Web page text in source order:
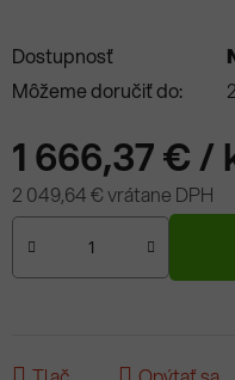
Dostupnosť
Môžeme doručiť do:
1 666,37 €/
2 049,64 € vrátane DPH